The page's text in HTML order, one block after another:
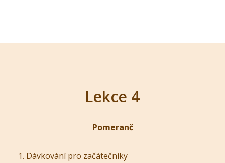
Lekce 4
Pomeranč
Dávkování pro začátečníky